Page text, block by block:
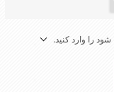
را وارد کنید.